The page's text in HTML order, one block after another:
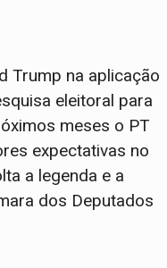
Trump na aplicação
eleitoral para
meses o PT
expectativas no
a legenda e a
dos Deputados